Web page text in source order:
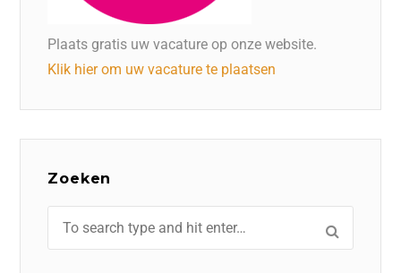
Plaats gratis uw vacature op onze website.
Klik hier om uw vacature te plaatsen
Zoeken